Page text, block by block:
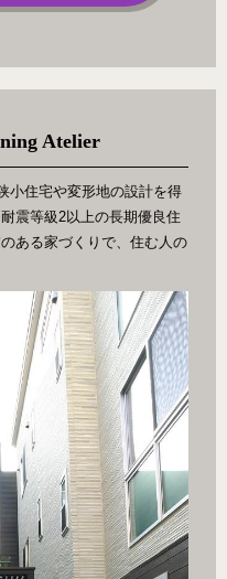
Atelier
小住宅や変形地の設計を得
震等級2以上の長期優良住
ある家づくりで、住む人の